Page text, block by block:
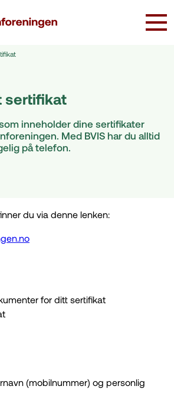
sertifikat
inneholder dine sertifikater
Med BVIS har du alltid
på telefon.
du via denne lenken:
for ditt sertifikat
(mobilnummer) og personlig